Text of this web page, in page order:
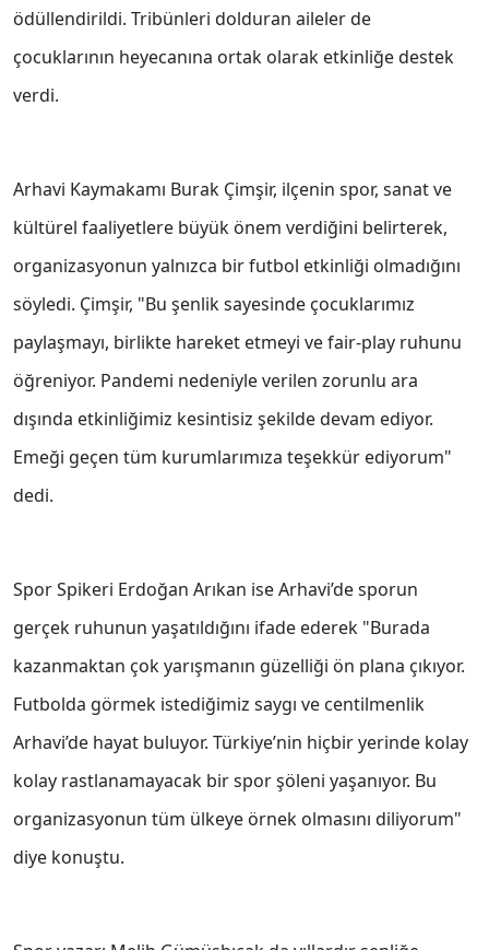
ödüllendirildi. Tribünleri dolduran aileler de
çocuklarının heyecanına ortak olarak etkinliğe destek
verdi.
Arhavi Kaymakamı Burak Çimşir, ilçenin spor, sanat ve
kültürel faaliyetlere büyük önem verdiğini belirterek,
organizasyonun yalnızca bir futbol etkinliği olmadığını
söyledi. Çimşir, "Bu şenlik sayesinde çocuklarımız
paylaşmayı, birlikte hareket etmeyi ve fair-play ruhunu
öğreniyor. Pandemi nedeniyle verilen zorunlu ara
dışında etkinliğimiz kesintisiz şekilde devam ediyor.
Emeği geçen tüm kurumlarımıza teşekkür ediyorum"
dedi.
Spor Spikeri Erdoğan Arıkan ise Arhavi’de sporun
gerçek ruhunun yaşatıldığını ifade ederek "Burada
kazanmaktan çok yarışmanın güzelliği ön plana çıkıyor.
Futbolda görmek istediğimiz saygı ve centilmenlik
Arhavi’de hayat buluyor. Türkiye’nin hiçbir yerinde kolay
kolay rastlanamayacak bir spor şöleni yaşanıyor. Bu
organizasyonun tüm ülkeye örnek olmasını diliyorum"
diye konuştu.